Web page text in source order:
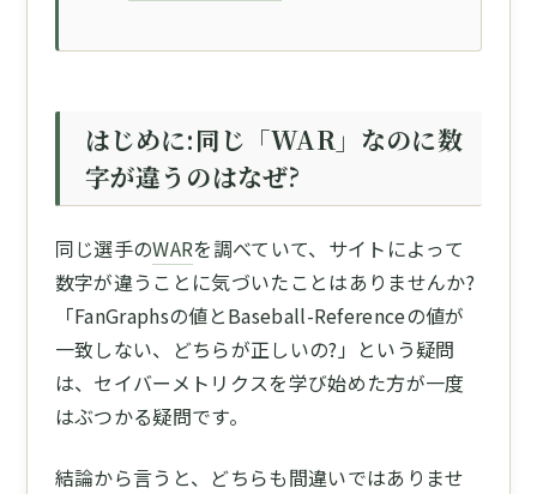
はじめに:同じ「WAR」なのに数
字が違うのはなぜ?
同じ選手のWARを調べていて、サイトによって
数字が違うことに気づいたことはありませんか?
「FanGraphsの値とBaseball-Referenceの値が
一致しない、どちらが正しいの?」という疑問
は、セイバーメトリクスを学び始めた方が一度
はぶつかる疑問です。
結論から言うと、どちらも間違いではありませ